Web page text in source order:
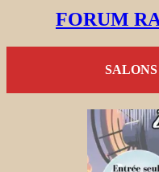
FORUM